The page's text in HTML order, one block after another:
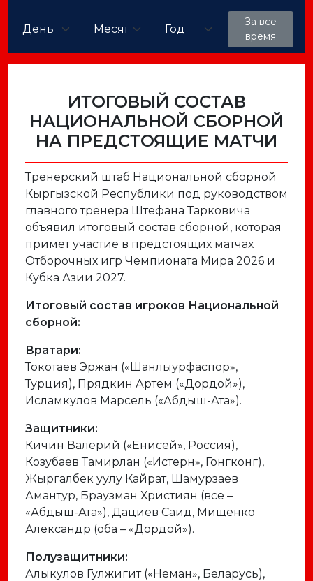
За все
время
ИТОГОВЫЙ СОСТАВ
НАЦИОНАЛЬНОЙ СБОРНОЙ
НА ПРЕДСТОЯЩИЕ МАТЧИ
Тренерский штаб Национальной сборной
Кыргызской Республики под руководством
главного тренера Штефана Тарковича
объявил итоговый состав сборной, которая
примет участие в предстоящих матчах
Отборочных игр Чемпионата Мира 2026 и
Кубка Азии 2027.
Итоговый состав игроков Национальной
сборной:
Вратари:
Токотаев Эржан («Шанлыурфаспор»,
Турция), Прядкин Артем («Дордой»),
Исламкулов Марсель («Абдыш-Ата»).
Защитники:
Кичин Валерий («Енисей», Россия),
Козубаев Тамирлан («Истерн», Гонгконг),
Жыргалбек уулу Кайрат, Шамурзаев
Амантур, Браузман Християн (все –
«Абдыш-Ата»), Дациев Саид, Мищенко
Александр (оба – «Дордой»).
Полузащитники:
Алыкулов Гулжигит («Неман», Беларусь),